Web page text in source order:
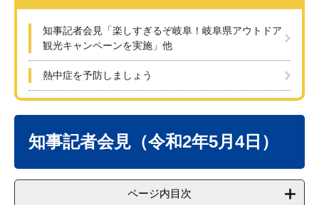
知事記者会見「楽しすぎるぞ岐阜！岐阜県アウトドア
観光キャンペーンを実施」他
熱中症を予防しましょう
知事記者会見（令和2年5月4日）
ページ内目次